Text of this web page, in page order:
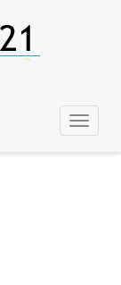
Menu